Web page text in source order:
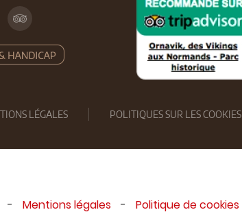
LÉGALES POLITIQUES SUR LES COOKIES
- Mentions légales - Politique de cookies